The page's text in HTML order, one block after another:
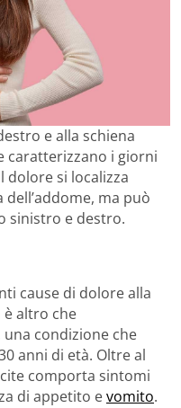
e alla schiena
caratterizzano i giorni
dolore si localizza
ma può
sinistro e destro.
cause di dolore alla
è altro che
una condizione che
anni di età. Oltre al
comporta sintomi
di appetito evomito.